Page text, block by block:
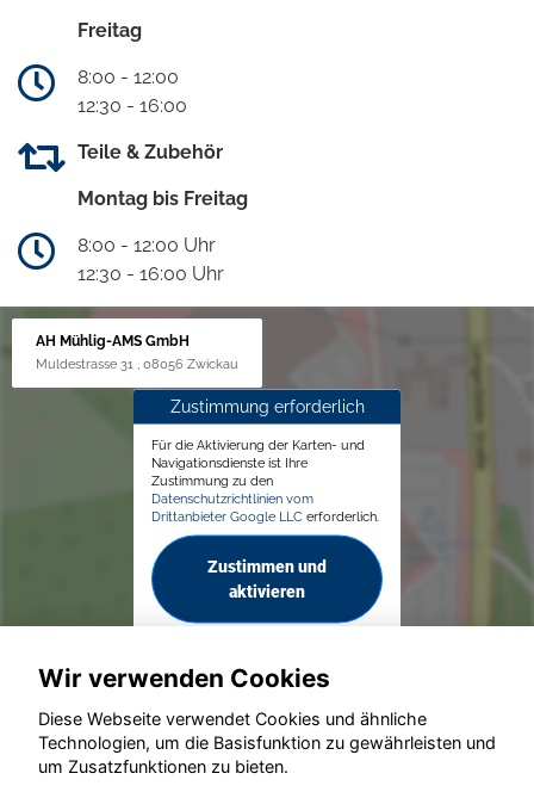
Freitag
8:00 - 12:00
12:30 - 16:00
Teile & Zubehör
Montag bis Freitag
8:00 - 12:00 Uhr
12:30 - 16:00 Uhr
AH Mühlig-AMS GmbH
Muldestrasse 31 , 08056 Zwickau
Zustimmung erforderlich
Für die Aktivierung der Karten- und
Navigationsdienste ist Ihre
Zustimmung zu den
Datenschutzrichtlinien vom
Drittanbieter Google LLC erforderlich.
Zustimmen und
aktivieren
© konjunkturmotor.de GmbH 2020 - 2026
Wir verwenden Cookies
Diese Webseite verwendet Cookies und ähnliche
Technologien, um die Basisfunktion zu gewährleisten und
um Zusatzfunktionen zu bieten.